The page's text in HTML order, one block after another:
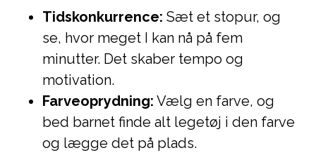
Tidskonkurrence: Sæt et stopur, og
se, hvor meget I kan nå på fem
minutter. Det skaber tempo og
motivation.
Farveoprydning: Vælg en farve, og
bed barnet finde alt legetøj i den farve
og lægge det på plads.